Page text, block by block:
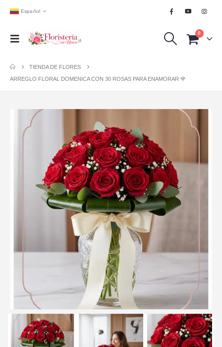
Español
0
TIENDA DE FLORES
ARREGLO FLORAL DOMENICA CON 30 ROSAS PARA ENAMORAR 🌹